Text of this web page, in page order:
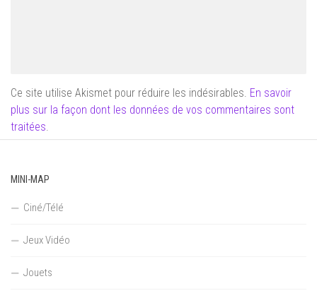
Ce site utilise Akismet pour réduire les indésirables. En savoir
plus sur la façon dont les données de vos commentaires sont
traitées.
MINI-MAP
Ciné/Télé
Jeux Vidéo
Jouets